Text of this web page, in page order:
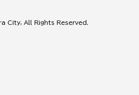
City, All Rights Reserved.